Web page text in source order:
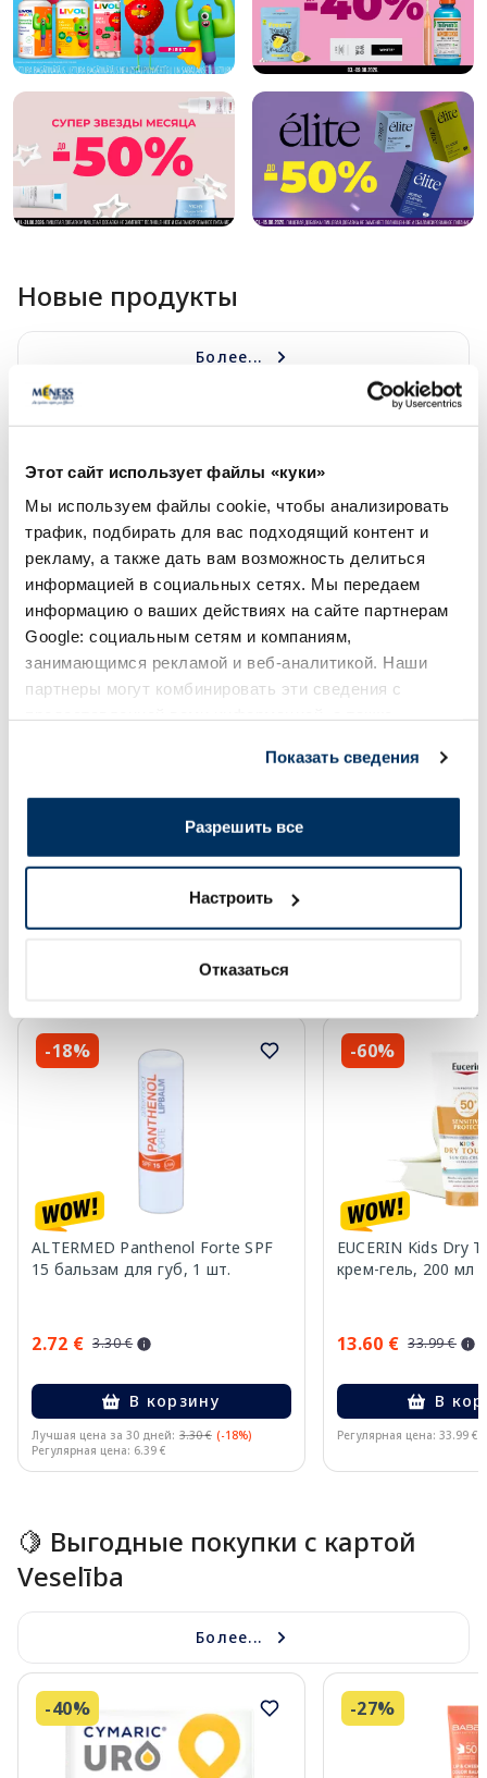
Этот сайт использует файлы «куки»
Мы используем файлы cookie, чтобы анализировать
трафик, подбирать для вас подходящий контент и
рекламу, а также дать вам возможность делиться
информацией в социальных сетях. Мы передаем
информацию о ваших действиях на сайте партнерам
Google: социальным сетям и компаниям,
занимающимся рекламой и веб-аналитикой. Наши
партнеры могут комбинировать эти сведения с
Показать сведения
Разрешить все
Настроить
Отказаться
Новые продукты
Более...
-40%
Новинки
PULS NUTRITION Electrolyte Juicy
Pear порошок, 240 г
10.61 € 17.69 €
В корзину
-40%
Новинки
PULS NUTRITION
Orange-Mango
7.37 € 12.29 €
В
Page 1 of 10
Солнечная защита летом ☀️
Более...
-18%
ALTERMED Panthenol Forte SPF
15 бальзам для губ, 1 шт.
2.72 € 3.30 €
В корзину
Лучшая цена за 30 дней: 3.30 € (-18%)
Регулярная цена: 6.39 €
-60%
EUCERIN Kids Dry
крем-гель, 200 мл
13.60 € 33.99 €
В
Регулярная цена: 33.99 €
🍋 Выгодные покупки с картой
Veselība
Более...
-40% -27%